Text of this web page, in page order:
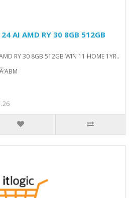
AI AMD RY 30 8GB 512GB
RY 30 8GB 512GB WIN 11 HOME 1YR..